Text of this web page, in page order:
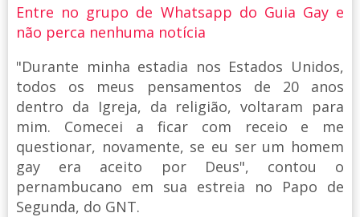
Entre no grupo de Whatsapp do Guia Gay e
não perca nenhuma notícia
"Durante minha estadia nos Estados Unidos,
todos os meus pensamentos de 20 anos
dentro da Igreja, da religião, voltaram para
mim. Comecei a ficar com receio e me
questionar, novamente, se eu ser um homem
gay era aceito por Deus", contou o
pernambucano em sua estreia no Papo de
Segunda, do GNT.